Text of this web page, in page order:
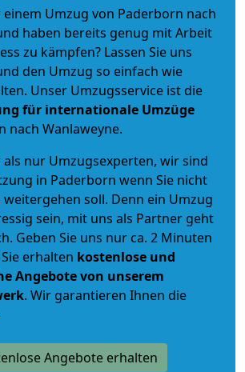
einem Umzug von Paderborn nach
haben bereits genug mit Arbeit
zu kämpfen? Lassen Sie uns
den Umzug so einfach wie
Unser Umzugsservice ist die
für internationale Umzüge
nach Wanlaweyne.
nur Umzugsexperten, wir sind
in Paderborn wenn Sie nicht
weitergehen soll. Denn ein Umzug
sein, mit uns als Partner geht
Geben Sie uns nur ca. 2 Minuten
erhalten kostenlose und
Angebote von unserem
. Wir garantieren Ihnen die
Angebote erhalten